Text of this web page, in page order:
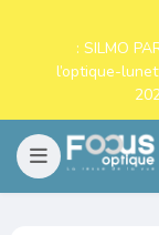
: SILMO
l’optique-